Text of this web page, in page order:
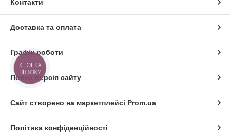
Контакти
Доставка та оплата
Графік роботи
Повна версія сайту
Сайт створено на маркетплейсі Prom.ua
Політика конфіденційності
КНОПКА
ЗВ'ЯЗКУ